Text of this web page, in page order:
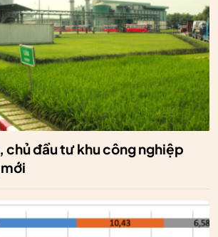
chủ đầu tư khu công nghiệp